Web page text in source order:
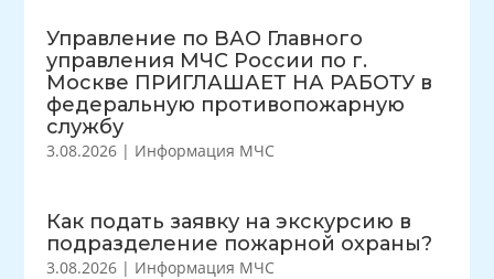
Управление по ВАО Главного
управления МЧС России по г.
Москве ПРИГЛАШАЕТ НА РАБОТУ в
федеральную противопожарную
службу
3.08.2026 | Информация МЧС
Как подать заявку на экскурсию в
подразделение пожарной охраны?
3.08.2026 | Информация МЧС